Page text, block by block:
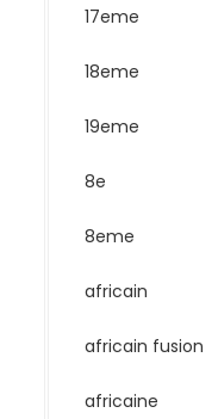
17eme
18eme
19eme
8e
8eme
africain
africain fusion
africaine